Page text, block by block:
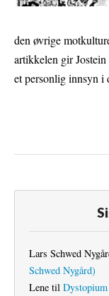
den øvrige
artikkelen gir
et personlig innsyn i
Lars Schwed
Schwed Nygård)
Lene til